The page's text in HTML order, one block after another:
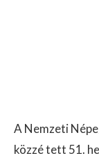
A Nemzeti
közzé tett 51.